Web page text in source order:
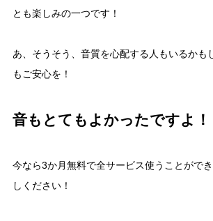
とも楽しみの一つです！
あ、そうそう、音質を心配する人もいるかも
もご安心を！
音もとてもよかったですよ！
今なら3か月無料で全サービス使うことがで
しください！